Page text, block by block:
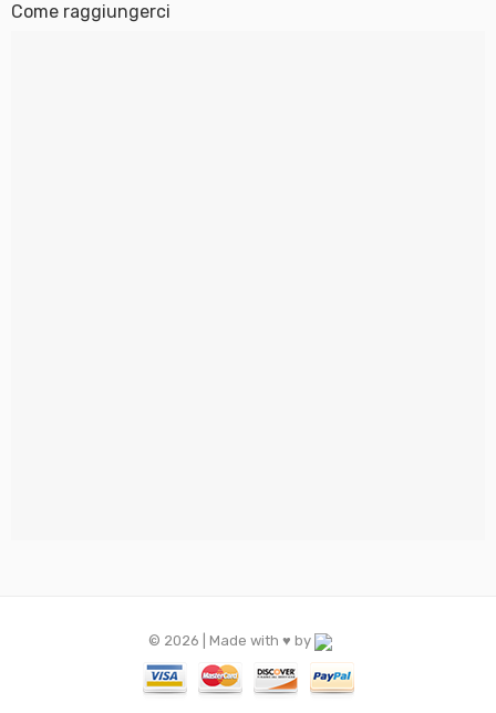
Come raggiungerci
© 2026 | Made with ♥️ by